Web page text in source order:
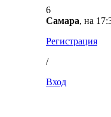
6
Самара, на
Регистрация
/
Вход